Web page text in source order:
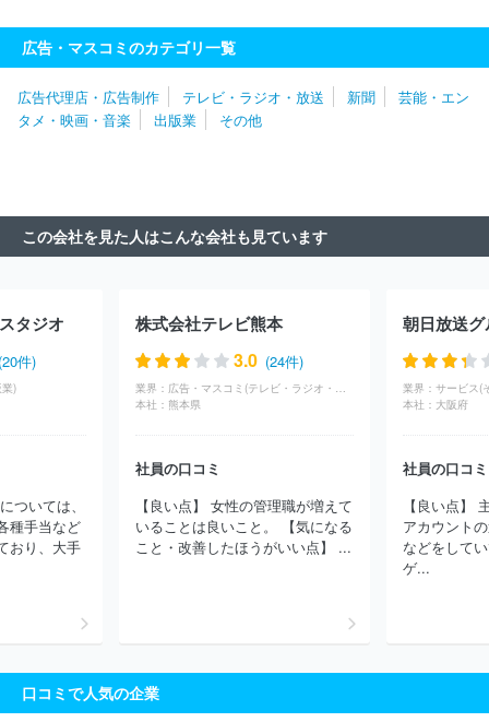
株式会社
株式会社毎日放送 株式会社仙台放送
株式会社東日本
放送
株式会社静岡朝日テレビ
株式会社広島ホームテレビ
株式会社サガテレビ
株式会社テレビ
新潟放送網
株式会社福島中央テレビ
ーキャット株式会社
株式会社山梨放送 ＣＣＮｅｔ株式会社
株
式会社ＮＳＴ新潟総合テレビ
広告・マスコミのカテゴリ一覧
広告代理店・広告制作 テレビ・ラジオ・放送 新聞
芸能・エン
タメ・映画・音楽
出版業 その他
この会社を見た人はこんな会社も見ています
タジオ
件)
)
ついては、
種手当など
おり、大手
株式会社テレビ熊本
3.0 (24件)
業界：
広告・マスコミ(テレビ・ラジオ・放送)
本社： 熊本県
社員の口コミ
【良い点】 女性の管理職が増えて
いることは良いこと。 【気になる
こと・改善したほうがいい点】 ...
業界： サービス(
本社： 大阪府
社員の口コミ
【良い点】
アカウント
などをして
ゲ...
口コミで人気の企業